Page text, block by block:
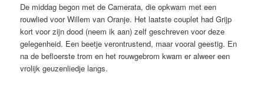
De middag begon met de Camerata, die opkwam met een
rouwlied voor Willem van Oranje. Het laatste couplet had Grijp
kort voor zijn dood (neem ik aan) zelf geschreven voor deze
gelegenheid. Een beetje verontrustend, maar vooral geestig. En
na de befloerste trom en het rouwgebrom kwam er alweer een
vrolijk geuzenliedje langs.